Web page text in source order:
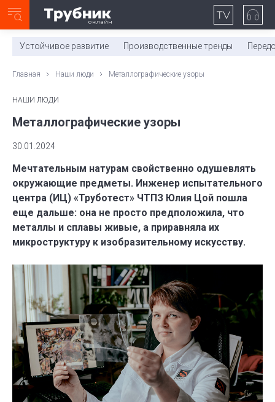
0:00/ 11:03
Устойчивое развитие Производственные тренды
Главная Наши люди Металлографические узоры
НАШИ ЛЮДИ
Металлографические узоры
30.01.2024
Мечтательным натурам свойственно одушевлять
окружающие предметы. Инженер испытательного
центра (ИЦ) «Труботест» ЧТПЗ Юлия Цой пошла
еще дальше: она не просто предположила, что
металлы и сплавы живые, а приравняла их
микроструктуру к изобразительному искусству.